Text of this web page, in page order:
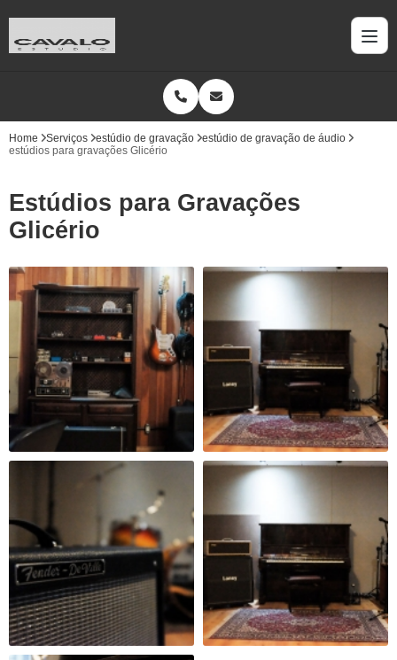
Home Serviços estúdio de gravação
estúdio de gravação de áudio
estúdios para gravações Glicério
Estúdios para Gravações
Glicério